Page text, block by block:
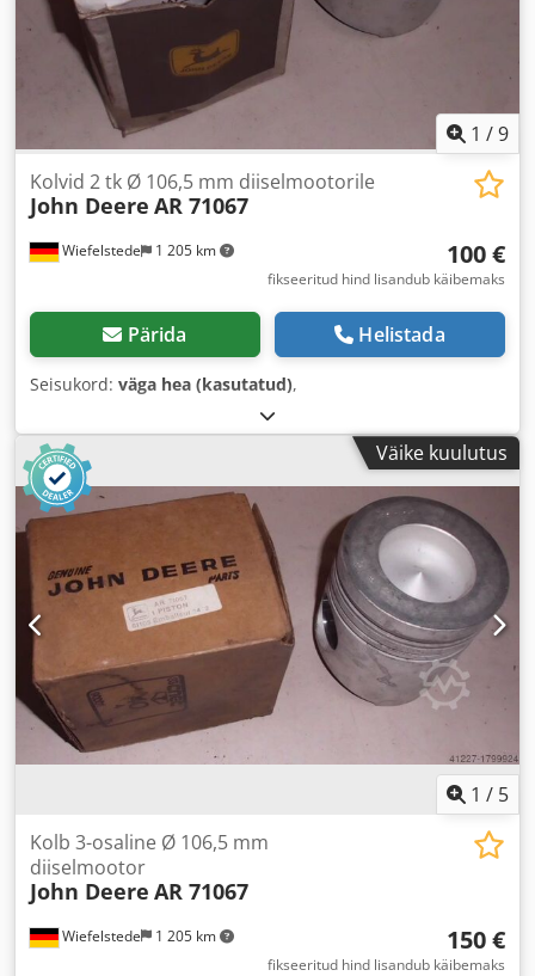
1 /9
Wiefelstede 1 205 km
Kolvid 2 tk Ø 106,5 mm diiselmootorile
John Deere AR 71067
100 €
fikseeritud hind lisandub käibemaks
Pärida Helistada
Seisukord: väga hea (kasutatud),
Väike kuulutus
1 / 5
Wiefelstede 1 205 km
Kolb 3-osaline Ø 106,5 mm
diiselmootor
John Deere AR 71067
150 €
fikseeritud hind lisandub käibemaks